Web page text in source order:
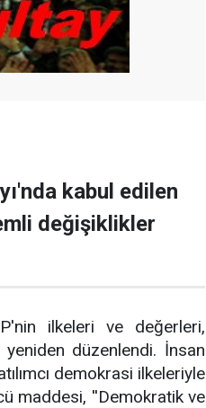
kabul edilen
değişiklikler
ilkeleri ve değerleri,
düzenlendi. İnsan
demokrasi ilkeleriyle
maddesi, ''Demokratik ve